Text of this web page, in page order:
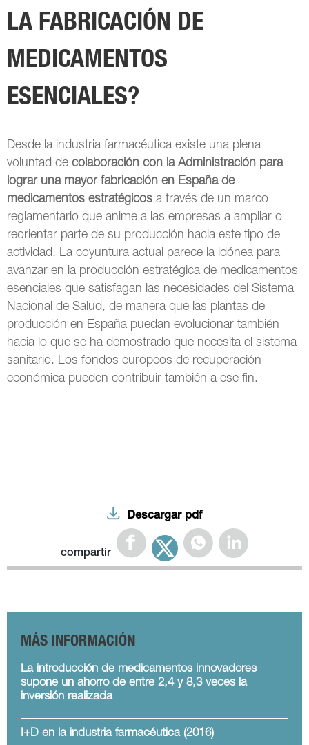
LA FABRICACIÓN DE
MEDICAMENTOS
ESENCIALES?
Desde la industria farmacéutica existe una plena
voluntad decolaboracióncon la Administración para
lograr una mayor fabricación en España de
medicamentos estratégicos a través de un marco
reglamentario que anime a las empresas a ampliar o
reorientar parte de su producción hacia este tipo de
actividad. La coyuntura actual parece la idónea para
avanzar en la producción estratégica de medicamentos
esenciales que satisfagan las necesidades del Sistema
Nacional de Salud, de manera que las plantas de
producción en España puedan evolucionar también
hacia lo que se ha demostrado que necesita el sistema
sanitario. Los fondos europeos de recuperación
económica pueden contribuir también a ese fin.
Descargar pdf
compartir
MÁS INFORMACIÓN
La introducción de medicamentos innovadores
supone un ahorro de entre 2,4 y 8,3 veces la
inversión realizada
I+D en la industria farmacéutica (2016)